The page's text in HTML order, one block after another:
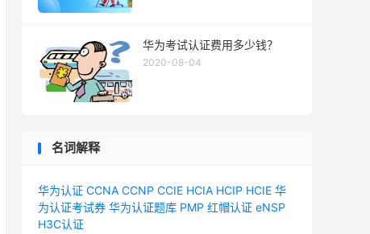
华为考试认证费用多少钱？
2020-08-04
名词解释
华为认证 CCNA CCNP CCIE HCIA HCIP HCIE 华
为认证考试券 华为认证题库 PMP 红帽认证 eNSP
H3C认证